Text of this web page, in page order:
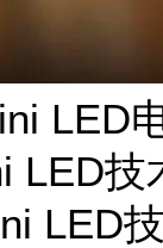
LED
LED技
LED